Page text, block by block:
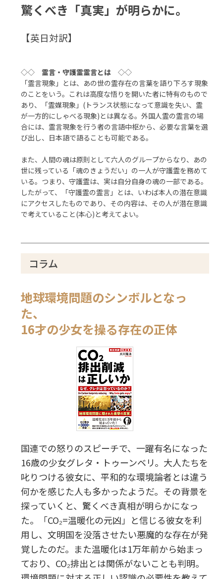
驚くべき「真実」が明らかに。
【英日対訳】
◇◇霊言・守護霊霊言とは ◇◇
「霊言現象」とは、あの世の霊存在の言葉を語り下ろす現象
のことをいう。これは高度な悟りを開いた者に特有のもので
あり、「霊媒現象」(トランス状態になって意識を失い、霊
が一方的にしゃべる現象)とは異なる。外国人霊の霊言の場
合には、霊言現象を行う者の言語中枢から、必要な言葉を選
び出し、日本語で語ることも可能である。
また、人間の魂は原則として六人のグループからなり、あの
世に残っている「魂のきょうだい」の一人が守護霊を務めて
いる。つまり、守護霊は、実は自分自身の魂の一部である。
したがって、「守護霊の霊言」とは、いわば本人の潜在意識
にアクセスしたものであり、その内容は、その人が潜在意識
で考えていること(本心)と考えてよい。
コラム
地球環境問題のシンボルとなっ
た、
16才の少女を操る存在の正体
国連での怒りのスピーチで、一躍有名になった
16歳の少女グレタ・トゥーンベリ。大人たちを
叱りつける彼女に、平和的な環境論者とは違う
何かを感じた人も多かったようだ。その背景を
探っていくと、驚くべき真相が明らかになっ
た。「CO₂=温暖化の元凶」と信じる彼女を利
用し、文明国を没落させたい悪魔的な存在が発
覚したのだ。また温暖化は1万年前から始まっ
ており、CO₂排出とは関係がないことも判明。